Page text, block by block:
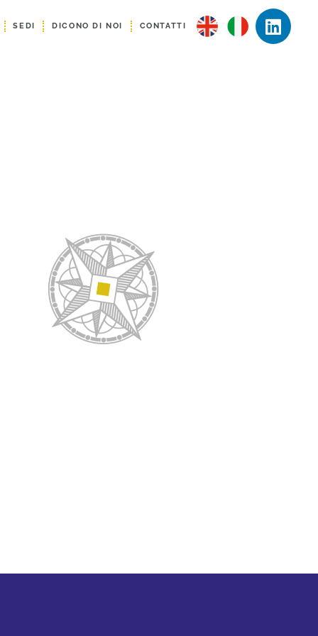
SEDI DICONO DI NOI CONTATTI